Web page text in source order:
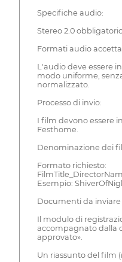
Specifiche audio:
Stereo 2.0 obbligatorio
Formati audio
L'audio deve essere
modo uniforme,
normalizzato.
Processo di invio:
I film devono essere
Festhome.
Denominazione dei
Formato richiesto:
Esempio:
Documenti da
Il modulo di
accompagnato dalla
approvato».
Un riassunto del film